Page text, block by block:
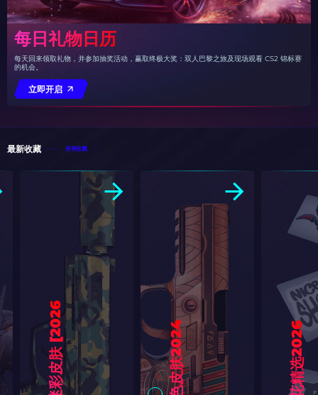
每日礼物日历
每天回来领取礼物，并参加抽奖活动，赢取终极大奖：双人巴黎之旅及现场观看 CS2 锦标赛
的机会。
立即开启
最新收藏 所有收藏